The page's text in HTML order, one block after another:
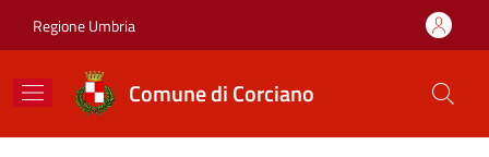
Regione Umbria
Comune di Corciano